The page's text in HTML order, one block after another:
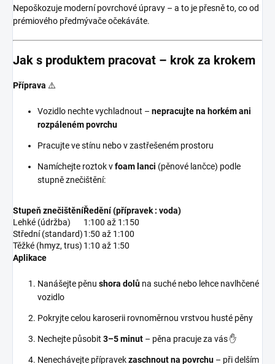
Nepoškozuje moderní povrchové úpravy – a to je přesně to, co od
prémiového předmývače očekáváte.
Jak s produktem pracovat – krok za krokem
Příprava ⚠️
Vozidlo nechte vychladnout – nepracujte na horkém ani
rozpáleném povrchu
Pracujte ve stínu nebo v zastřešeném prostoru
Namíchejte roztok vfoam lanci (pěnové lančce) podle
stupně znečištění:
Stupeň znečištěníŘedění (přípravek : voda)
Lehké (údržba)
1:100 až 1:150
Střední (standard)1:50 až 1:100
Těžké (hmyz, trus) 1:10 až 1:50
Aplikace
Nanášejte pěnu shora dolů na suché nebo lehce navlhčené
vozidlo
Pokryjte celou karoserii rovnoměrnou vrstvou husté pěny
Nechejte působit 3–5 minut – pěna pracuje za vás ✋
Nenechávejte přípravekzaschnout na povrchu – při delším